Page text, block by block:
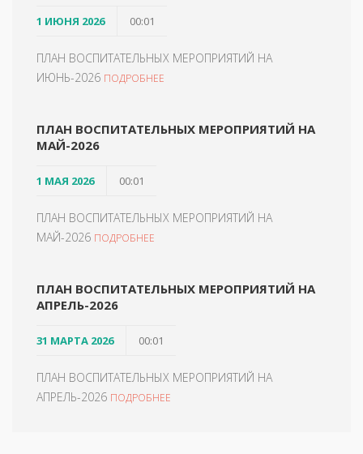
1 ИЮНЯ 2026 00:01
ПЛАН ВОСПИТАТЕЛЬНЫХ МЕРОПРИЯТИЙ НА
ИЮНЬ-2026 ПОДРОБНЕЕ
ПЛАН ВОСПИТАТЕЛЬНЫХ МЕРОПРИЯТИЙ НА
МАЙ-2026
1 МАЯ 2026 00:01
ПЛАН ВОСПИТАТЕЛЬНЫХ МЕРОПРИЯТИЙ НА
МАЙ-2026 ПОДРОБНЕЕ
ПЛАН ВОСПИТАТЕЛЬНЫХ МЕРОПРИЯТИЙ НА
АПРЕЛЬ-2026
31 МАРТА 2026 00:01
ПЛАН ВОСПИТАТЕЛЬНЫХ МЕРОПРИЯТИЙ НА
АПРЕЛЬ-2026 ПОДРОБНЕЕ